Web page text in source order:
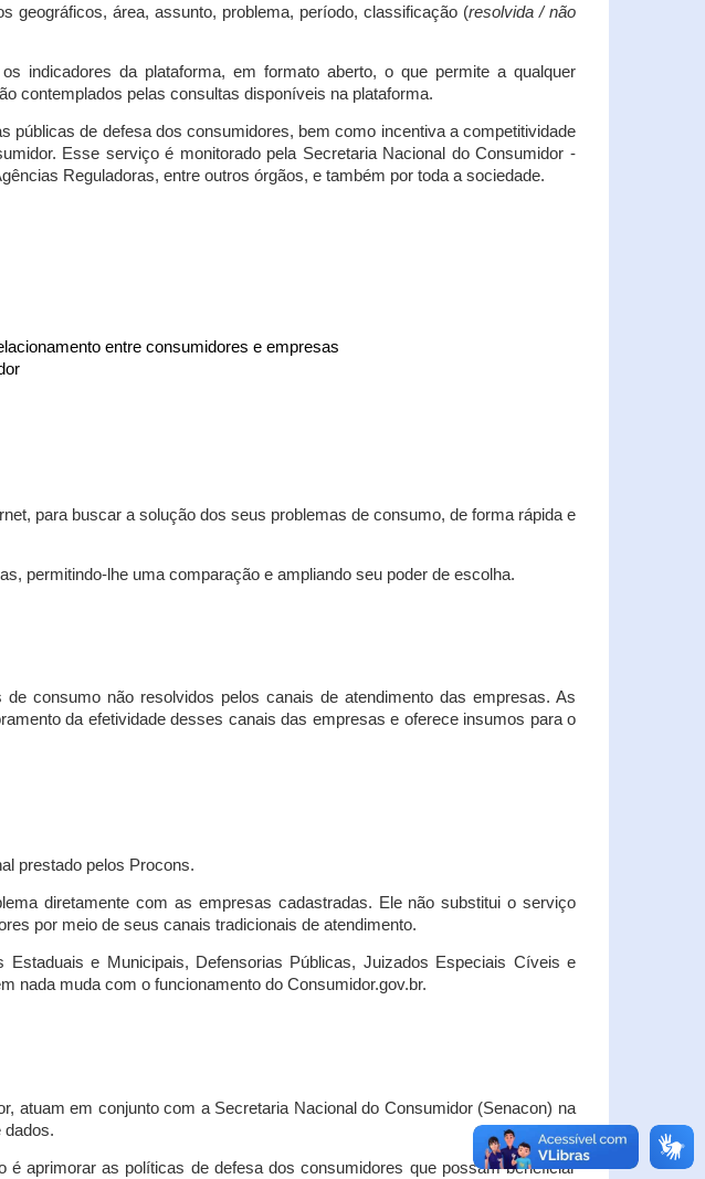
geográficos, área, assunto, problema, período, classificação (resolvida / não
indicadores da plataforma, em formato aberto, o que permite a qualquer
contemplados pelas consultas disponíveis na plataforma.
de defesa dos consumidores, bem como incentiva a competitividade
Esse serviço é monitorado pela Secretaria Nacional do Consumidor -
Reguladoras, entre outros órgãos, e também por toda a sociedade.
entre consumidores e empresas
para buscar a solução dos seus problemas de consumo, de forma rápida e
permitindo-lhe uma comparação e ampliando seu poder de escolha.
consumo não resolvidos pelos canais de atendimento das empresas. As
da efetividade desses canais das empresas e oferece insumos para o
prestado pelos Procons.
diretamente com as empresas cadastradas. Ele não substitui o serviço
por meio de seus canais tradicionais de atendimento.
e Municipais, Defensorias Públicas, Juizados Especiais Cíveis e
nada muda com o funcionamento do Consumidor.gov.br.
atuam em conjunto com a Secretaria Nacional do Consumidor (Senacon) na
dados.
aprimorar as políticas de defesa dos consumidores que possam beneficiar